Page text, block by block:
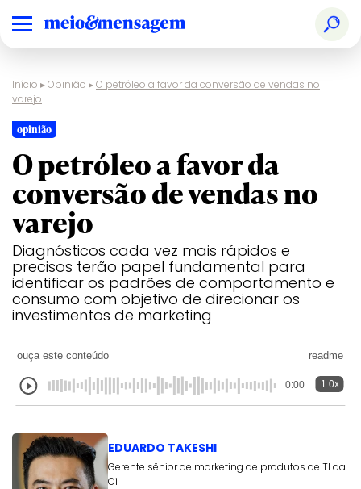
Início ▸Opinião ▸O petróleo a favor da conversão de vendas no
varejo
opinião
O petróleo a favor da
conversão de vendas no
varejo
Diagnósticos cada vez mais rápidos e
precisos terão papel fundamental para
identificar os padrões de comportamento e
consumo com objetivo de direcionar os
investimentos de marketing
ouça este conteúdo readme
0:00 1.0x
EDUARDO TAKESHI
Gerente sênior de marketing de produtos de TI da
Oi